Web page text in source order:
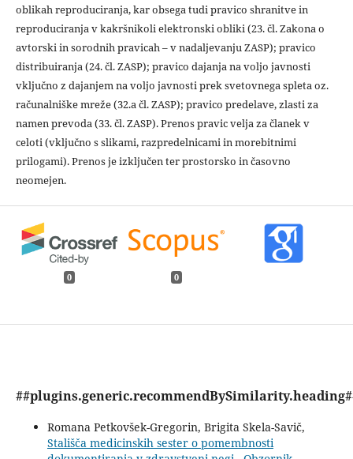
oblikah reproduciranja, kar obsega tudi pravico shranitve in
reproduciranja v kakršnikoli elektronski obliki (23. čl. Zakona o
avtorski in sorodnih pravicah – v nadaljevanju ZASP); pravico
distribuiranja (24. čl. ZASP); pravico dajanja na voljo javnosti
vključno z dajanjem na voljo javnosti prek svetovnega spleta oz.
računalniške mreže (32.a čl. ZASP); pravico predelave, zlasti za
namen prevoda (33. čl. ZASP). Prenos pravic velja za članek v
celoti (vključno s slikami, razpredelnicami in morebitnimi
prilogami). Prenos je izključen ter prostorsko in časovno
neomejen.
0 0
Romana Petkovšek-Gregorin, Brigita Skela-Savič,
Stališča medicinskih sester o pomembnosti